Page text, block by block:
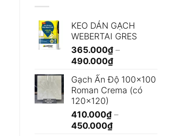
KEO DÁN GẠCH
WEBERTAI GRES
365.000₫ –
490.000₫Khoảng
từ
365.000₫
490.000₫
Gạch Ấn Độ 100x100
Roman Crema (có
120x120)
410.000₫ –
450.000₫Khoảng